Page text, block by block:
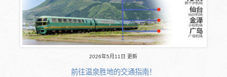
2026年5月11日 更新
前往温泉胜地的交通指南！